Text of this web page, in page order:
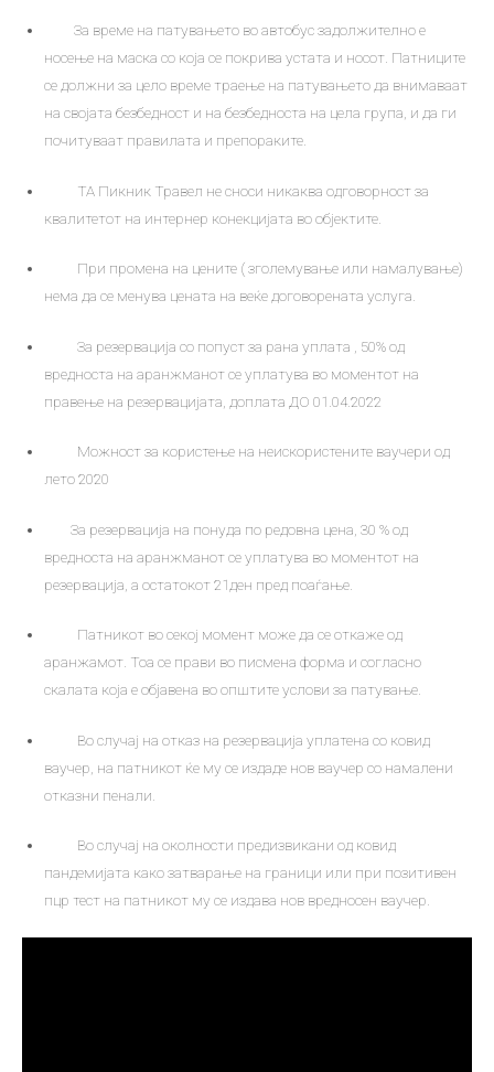
За време на патувањето во автобус задолжително е
носење на маска со која се покрива устата и носот. Патниците
се должни за цело време траење на патувањето да внимаваат
на својата безбедност и на безбедноста на цела група, и да ги
почитуваат правилата и препораките.
ТА Пикник Травел не сноси никаква одговорност за
квалитетот на интернер конекцијата во објектите.
При промена на цените ( зголемување или намалување)
нема да се менува цената на веќе договорената услуга.
За резервација со попуст за рана уплата , 50% од
вредноста на аранжманот се уплатува во моментот на
правење на резервацијата, доплата ДО 01.04.2022
Можност за користење на неискористените ваучери од
лето 2020
За резервација на понуда по редовна цена, 30 % од
вредноста на аранжманот се уплатува во моментот на
резервација, а остатокот 21ден пред поаѓање.
Патникот во секој момент може да се откаже од
аранжамот. Тоа се прави во писмена форма и согласно
скалата која е објавена во општите услови за патување.
Во случај на отказ на резервација уплатена со ковид
ваучер, на патникот ќе му се издаде нов ваучер со намалени
отказни пенали.
Во случај на околности предизвикани од ковид
пандемијата како затварање на граници или при позитивен
пцр тест на патникот му се издава нов вредносен ваучер.